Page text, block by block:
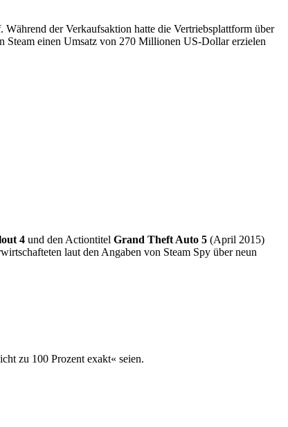
der Verkaufsaktion hatte die Vertriebsplattform über
Steam einen Umsatz von 270 Millionen US-Dollar erzielen
4 und den Actiontitel Grand Theft Auto 5 (April 2015)
laut den Angaben von Steam Spy über neun
zu 100 Prozent exakt« seien.